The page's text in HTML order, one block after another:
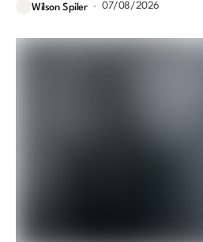
Wilson Spiler 07/08/2026